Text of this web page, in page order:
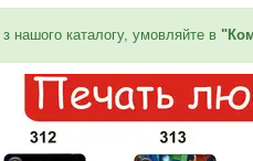
нашого каталогу, умовляйте в